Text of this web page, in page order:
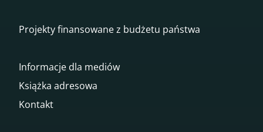
Projekty finansowane z budżetu państwa
Informacje dla mediów
Książka adresowa
Kontakt